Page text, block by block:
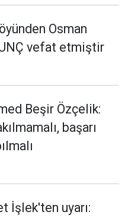
Osman
vefat etmiştir
Beşir Özçelik:
başarı
İşlek'ten uyarı: